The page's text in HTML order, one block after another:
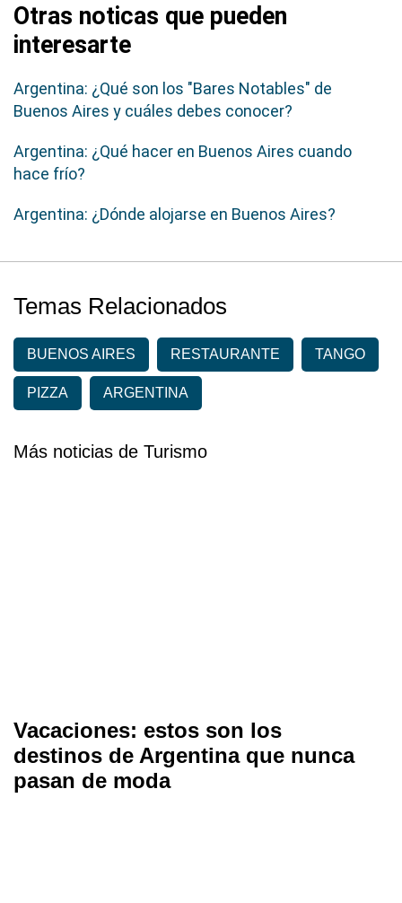
Otras noticas que pueden
interesarte
Argentina: ¿Qué son los "Bares Notables" de
Buenos Aires y cuáles debes conocer?
Argentina: ¿Qué hacer en Buenos Aires cuando
hace frío?
Argentina: ¿Dónde alojarse en Buenos Aires?
Temas Relacionados
BUENOS AIRES RESTAURANTE TANGO
PIZZA ARGENTINA
Más noticias de Turismo
Vacaciones: estos son los
destinos de Argentina que nunca
pasan de moda